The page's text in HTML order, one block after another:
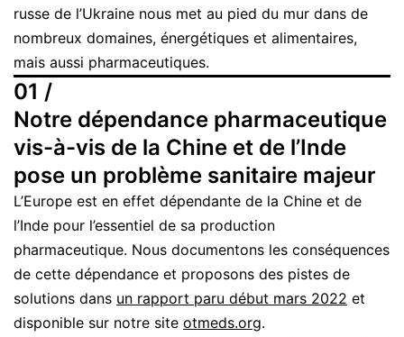
russe de l’Ukraine nous met au pied du mur dans de
nombreux domaines, énergétiques et alimentaires,
mais aussi pharmaceutiques.
01 /
Notre dépendance pharmaceutique
vis-à-vis de la Chine et de l’Inde
pose un problème sanitaire majeur
L’Europe est en effet dépendante de la Chine et de
l’Inde pour l’essentiel de sa production
pharmaceutique. Nous documentons les conséquences
de cette dépendance et proposons des pistes de
solutions dans un rapport paru début mars 2022 et
disponible sur notre site otmeds.org.